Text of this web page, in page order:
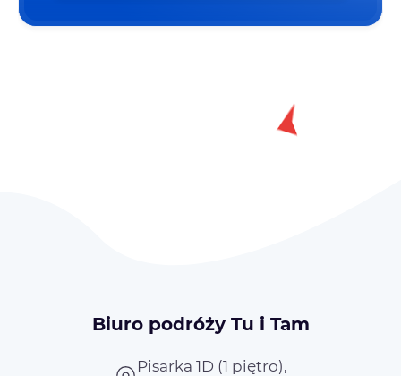
Biuro podróży Tu i Tam
Pisarka 1D (1 piętro),